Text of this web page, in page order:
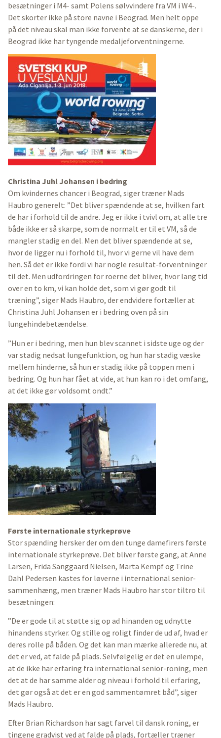
besætninger i M4- samt Polens sølvvindere fra VM i W4-.
Det skorter ikke på store navne i Beograd. Men helt oppe
på det niveau skal man ikke forvente at se danskerne, der i
Beograd ikke har tyngende medaljeforventningerne.
Christina Juhl Johansen i bedring
Om kvindernes chancer i Beograd, siger træner Mads
Haubro generelt: ”Det bliver spændende at se, hvilken fart
de har i forhold til de andre. Jeg er ikke i tvivl om, at alle tre
både ikke er så skarpe, som de normalt er til et VM, så de
mangler stadig en del. Men det bliver spændende at se,
hvor de ligger nu i forhold til, hvor vi gerne vil have dem
hen. Så det er ikke fordi vi har nogle resultat-forventninger
til det. Men udfordringen for roerne det bliver, hvor lang tid
over en to km, vi kan holde det, som vi gør godt til
træning”, siger Mads Haubro, der endvidere fortæller at
Christina Juhl Johansen er i bedring oven på sin
lungehindebetændelse.
”Hun er i bedring, men hun blev scannet i sidste uge og der
var stadig nedsat lungefunktion, og hun har stadig væske
mellem hinderne, så hun er stadig ikke på toppen men i
bedring. Og hun har fået at vide, at hun kan ro i det omfang,
at det ikke gør voldsomt ondt.”
Første internationale styrkeprøve
Stor spænding hersker der om den tunge damefirers første
internationale styrkeprøve. Det bliver første gang, at Anne
Larsen, Frida Sanggaard Nielsen, Marta Kempf og Trine
Dahl Pedersen kastes for løverne i international senior-
sammenhæng, men træner Mads Haubro har stor tiltro til
besætningen:
”De er gode til at støtte sig op ad hinanden og udnytte
hinandens styrker. Og stille og roligt finder de ud af, hvad er
deres rolle på båden. Og det kan man mærke allerede nu, at
det er ved, at falde på plads. Selvfølgelig er det en ulempe,
at de ikke har erfaring fra international senior-roning, men
det at de har samme alder og niveau i forhold til erfaring,
det gør også at det er en god sammentømret båd”, siger
Mads Haubro.
Efter Brian Richardson har sagt farvel til dansk roning, er
tingene gradvist ved at falde på plads, fortæller træner